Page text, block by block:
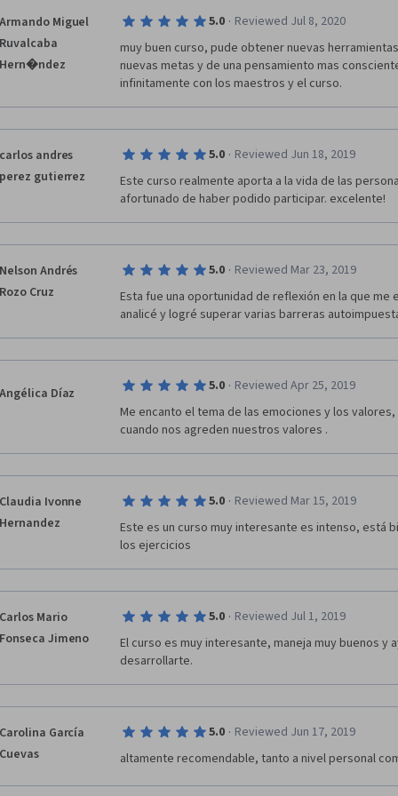
Armando Miguel
Ruvalcaba
Hern�ndez
5.0 · Reviewed Jul 8, 2020
muy buen curso, pude obtener nuevas
nuevas metas y de una pensamiento mas
infinitamente con los maestros y el curso.
carlos andres
perez gutierrez
5.0 · Reviewed Jun 18, 2019
Este curso realmente aporta a la vida de las
afortunado de haber podido participar. excelente!
Nelson Andrés
Rozo Cruz
5.0 · Reviewed Mar 23, 2019
Esta fue una oportunidad de reflexión en la que me
analicé y logré superar varias barreras
Angélica Díaz 5.0 · Reviewed Apr 25, 2019
Me encanto el tema de las emociones y los
cuando nos agreden nuestros valores .
Claudia Ivonne
Hernandez
5.0 · Reviewed Mar 15, 2019
Este es un curso muy interesante es intenso, está
los ejercicios
Carlos Mario
Fonseca Jimeno
5.0 · Reviewed Jul 1, 2019
El curso es muy interesante, maneja muy buenos y
desarrollarte.
Carolina García
Cuevas
5.0 · Reviewed Jun 17, 2019
altamente recomendable, tanto a nivel personal